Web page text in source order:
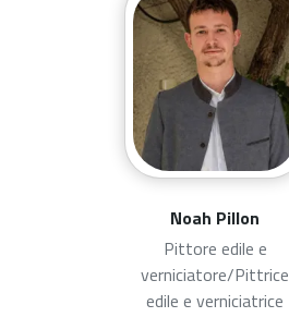
Noah Pillon
Pittore edile e
verniciatore/Pittrice
edile e verniciatrice